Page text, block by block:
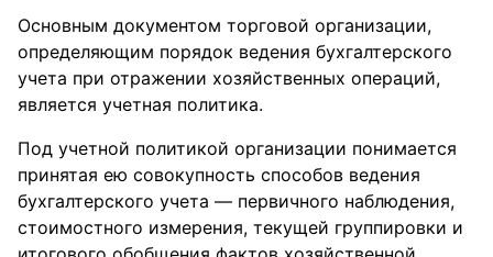
Основным документом торговой организации,
определяющим порядок ведения бухгалтерского
учета при отражении хозяйственных операций,
является учетная политика.
Под учетной политикой организации понимается
принятая ею совокупность способов ведения
бухгалтерского учета — первичного наблюдения,
стоимостного измерения, текущей группировки и